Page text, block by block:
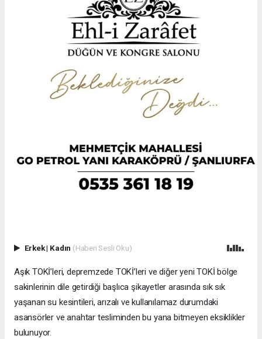
Erkek| Kadın (Haberi Sesli Oku)
Aşık TOKİ’leri, depremzede TOKİ’leri ve diğer yeni TOKİ bölge
sakinlerinin dile getirdiği başlıca şikayetler arasında sık sık
yaşanan su kesintileri, arızalı ve kullanılamaz durumdaki
asansörler ve anahtar tesliminden bu yana bitmeyen eksiklikler
bulunuyor.